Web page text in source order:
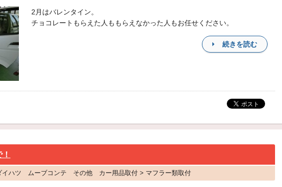
2月はバレンタイン。
チョコレートもらえた人ももらえなかった人もお任せください。
続きを読む
イハツ ムーブコンテ その他 カー用品取付 > マフラー類取付